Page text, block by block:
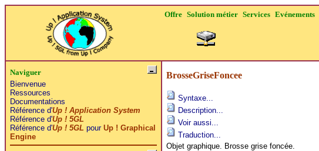
Offre Solution métier Services Evénements
Naviguer
Bienvenue
Ressources
Documentations
Référence d'Up ! Application System
Référence d'Up ! 5GL
Référence d'Up ! 5GL pour Up ! Graphical
Engine
BrosseGriseFoncee
Syntaxe...
Description...
Voir aussi...
Traduction...
Objet graphique. Brosse grise foncée.